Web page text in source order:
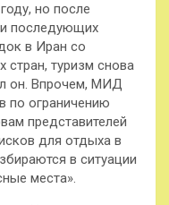
но после
и последующих
в Иран со
стран, туризм снова
он. Впрочем, МИД
по ограничению
представителей
для отдыха в
в ситуации
места».